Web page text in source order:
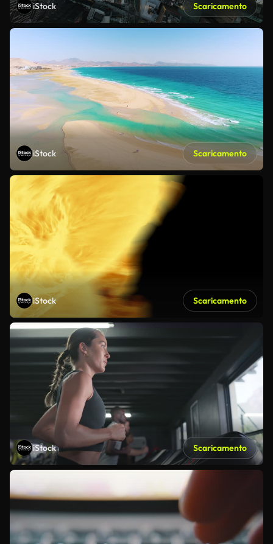
iStock Scaricamento
iStock Scaricamento
iStock Scaricamento
iStock Scaricamento